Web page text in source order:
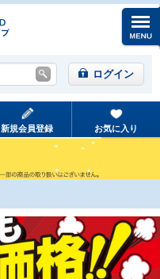
ログイン
新規会員登録 お気に入り